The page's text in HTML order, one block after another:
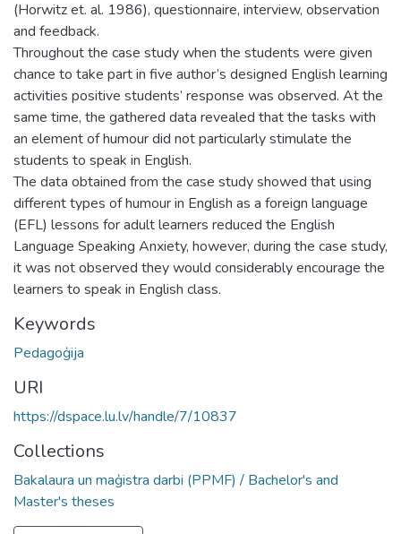
(Horwitz et. al. 1986), questionnaire, interview, observation
and feedback.
Throughout the case study when the students were given
chance to take part in five author’s designed English learning
activities positive students’ response was observed. At the
same time, the gathered data revealed that the tasks with
an element of humour did not particularly stimulate the
students to speak in English.
The data obtained from the case study showed that using
different types of humour in English as a foreign language
(EFL) lessons for adult learners reduced the English
Language Speaking Anxiety, however, during the case study,
it was not observed they would considerably encourage the
learners to speak in English class.
Keywords
Pedagoģija
URI
https://dspace.lu.lv/handle/7/10837
Collections
Bakalaura un maģistra darbi (PPMF) / Bachelor's and
Master's theses